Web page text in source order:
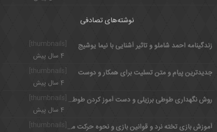
نوشته‌های تصادفی
[thumbnails] زندگینامه احمد شاملو و تاثیر آشنایی با نیما یوشیج
4 سال پیش
جدیدترین پیام و متن تسلیت برای همکار و دوست
4 سال پیش
[thumbnails] روش نگهداری طوطی برزیلی و دست آموز کردن طوطی کوتوله
4 سال پیش
آموزش بازی تخته نرد و قوانین بازی و نحوه حرکت مهره ها